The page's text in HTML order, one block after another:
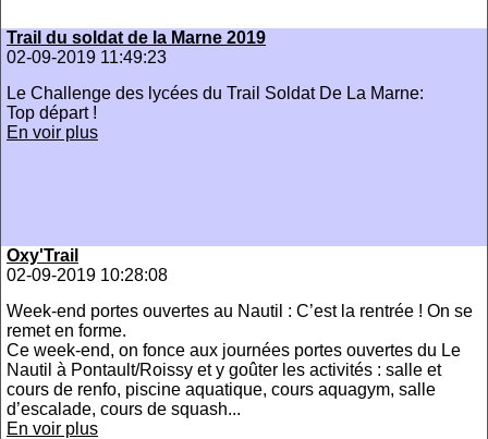
Trail du soldat de la Marne 2019
02-09-2019 11:49:23
Le Challenge des lycées du Trail Soldat De La Marne:
Top départ !
En voir plus
Oxy'Trail
02-09-2019 10:28:08
Week-end portes ouvertes au Nautil : C’est la rentrée ! On se
remet en forme.
Ce week-end, on fonce aux journées portes ouvertes du Le
Nautil à Pontault/Roissy et y goûter les activités : salle et
cours de renfo, piscine aquatique, cours aquagym, salle
d’escalade, cours de squash...
En voir plus